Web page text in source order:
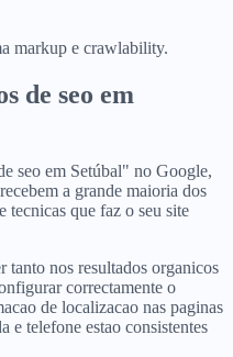
markup e crawlability.
de seo em
seo em Setúbal" no Google,
a grande maioria dos
que faz o seu site
tanto nos resultados organicos
correctamente o
de localizacao nas paginas
e telefone estao consistentes